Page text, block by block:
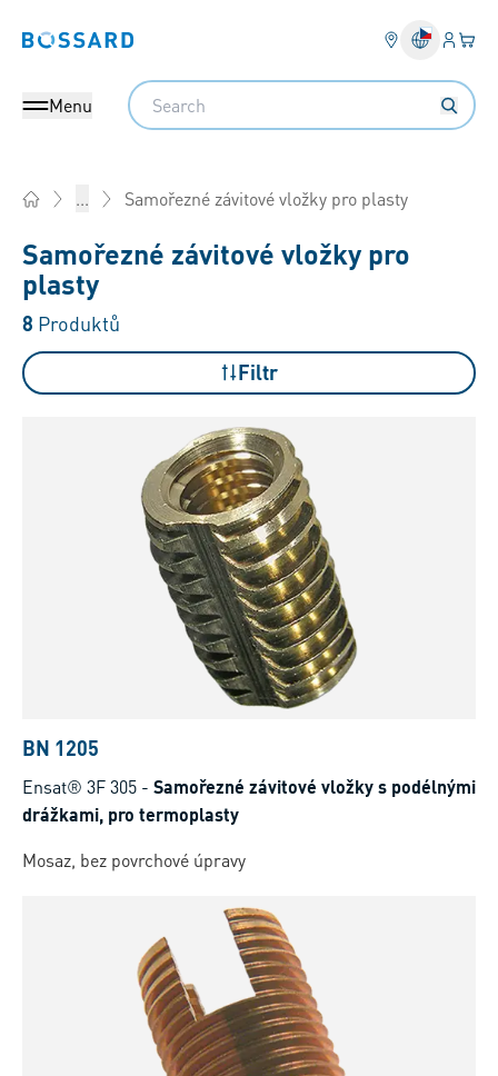
Bossard homepage Váš
Menu
Search
... Samořezné závitové vložky pro plasty
Samořezné závitové vložky pro
plasty
8 Produktů
Filtr
BN 1205
Ensat® 3F 305 - Samořezné závitové vložky s podélnými
drážkami, pro termoplasty
Mosaz, bez povrchové úpravy